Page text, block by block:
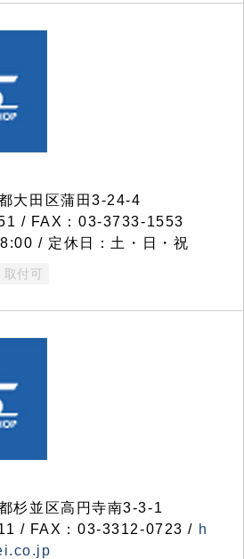
大田区蒲田3-24-4
/ FAX：03-3733-1553
/ 定休日：土・日・祝
取付可
杉並区高円寺南3-3-1
/ FAX：03-3312-0723 / h